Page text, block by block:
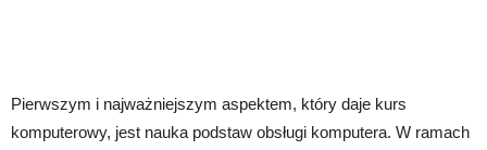
Pierwszym i najważniejszym aspektem, który daje kurs
komputerowy, jest nauka podstaw obsługi komputera. W ramach